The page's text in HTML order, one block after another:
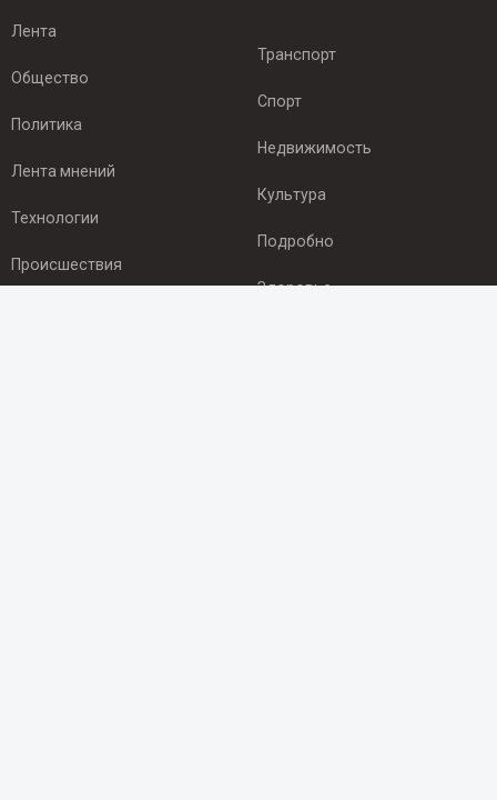
Лента
Общество
Политика
Лента мнений
Технологии
Происшествия
Транспорт
Спорт
Недвижимость
Культура
Подробно
Здоровье